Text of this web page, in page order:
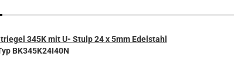
345K mit U- Stulp 24 x 5mm Edelstahl
BK345K24I40N